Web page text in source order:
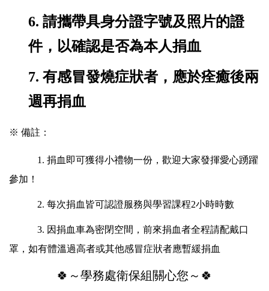
6. 請攜帶具身分證字號及照片的證
件，以確認是否為本人捐血
7. 有感冒發燒症狀者，應於痊癒後兩
週再捐血
※ 備註：
1.捐血即可獲得小禮物一份，歡迎大家發揮愛心踴躍
參加！
2.每次捐血皆可認證服務與學習課程2小時時數
3. 因捐血車為密閉空間，前來捐血者全程請配戴口
罩，如有體溫過高者或其他感冒症狀者應暫緩捐血
🍀～學務處衛保組關心您～🍀